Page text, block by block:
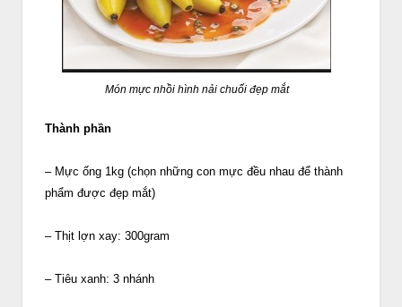
Món mực nhồi hình nải chuối đẹp mắt
Thành phần
– Mực ống 1kg (chọn những con mực đều nhau để thành
phẩm được đẹp mắt)
– Thịt lợn xay: 300gram
– Tiêu xanh: 3 nhánh